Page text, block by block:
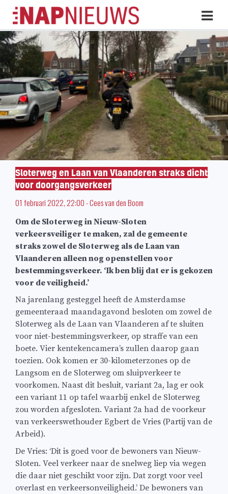
Skip
naar
inhoud
Sloterweg en Laan van Vlaanderen straks dicht
voor doorgangsverkeer
01 februari 2022, 22:00-Cees van den Boom
Om de Sloterweg in Nieuw-Sloten
verkeersveiliger te maken, zal de gemeente
straks zowel de Sloterweg als de Laan van
Vlaanderen alleen nog openstellen voor
bestemmingsverkeer. ‘Ik ben blij dat er is gekozen
voor de veiligheid.’
Na jarenlang gesteggel heeft de Amsterdamse
gemeenteraad maandagavond besloten om zowel de
Sloterweg als de Laan van Vlaanderen af te sluiten
voor niet-bestemmingsverkeer, op straffe van een
boete. Vier kentekencamera’s zullen daarop gaan
toezien. Ook komen er 30-kilometerzones op de
Langsom en de Sloterweg om sluipverkeer te
voorkomen. Naast dit besluit, variant 2a, lag er ook
een variant 11 op tafel waarbij enkel de Sloterweg
zou worden afgesloten. Variant 2a had de voorkeur
van verkeerswethouder Egbert de Vries (Partij van de
Arbeid).
De Vries: ‘Dit is goed voor de bewoners van Nieuw-
Sloten. Veel verkeer naar de snelweg liep via wegen
die daar niet geschikt voor zijn. Dat zorgt voor veel
overlast en verkeersonveiligheid.’ De bewoners van